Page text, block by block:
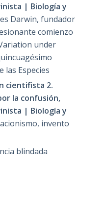
| Biología y
Darwin, fundador
comienzo
under
las Especies
cientifista 2.
la confusión,
| Biología y
invento
blindada